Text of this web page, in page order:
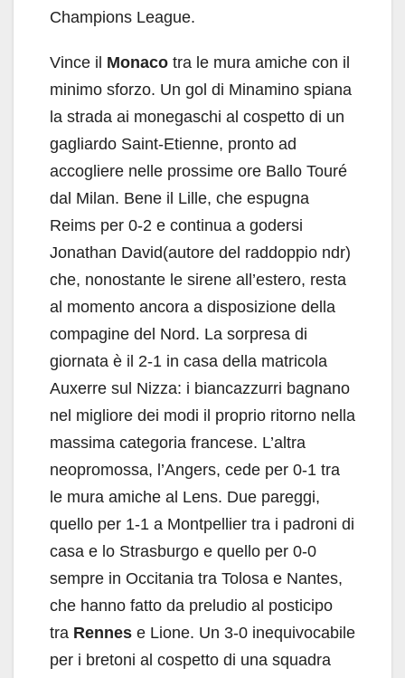
Champions League.
Vince il Monaco tra le mura amiche con il
minimo sforzo. Un gol di Minamino spiana
la strada ai monegaschi al cospetto di un
gagliardo Saint-Etienne, pronto ad
accogliere nelle prossime ore Ballo Touré
dal Milan. Bene il Lille, che espugna
Reims per 0-2 e continua a godersi
Jonathan David(autore del raddoppio ndr)
che, nonostante le sirene all’estero, resta
al momento ancora a disposizione della
compagine del Nord. La sorpresa di
giornata è il 2-1 in casa della matricola
Auxerre sul Nizza: i biancazzurri bagnano
nel migliore dei modi il proprio ritorno nella
massima categoria francese. L’altra
neopromossa, l’Angers, cede per 0-1 tra
le mura amiche al Lens. Due pareggi,
quello per 1-1 a Montpellier tra i padroni di
casa e lo Strasburgo e quello per 0-0
sempre in Occitania tra Tolosa e Nantes,
che hanno fatto da preludio al posticipo
tra Rennes e Lione. Un 3-0 inequivocabile
per i bretoni al cospetto di una squadra